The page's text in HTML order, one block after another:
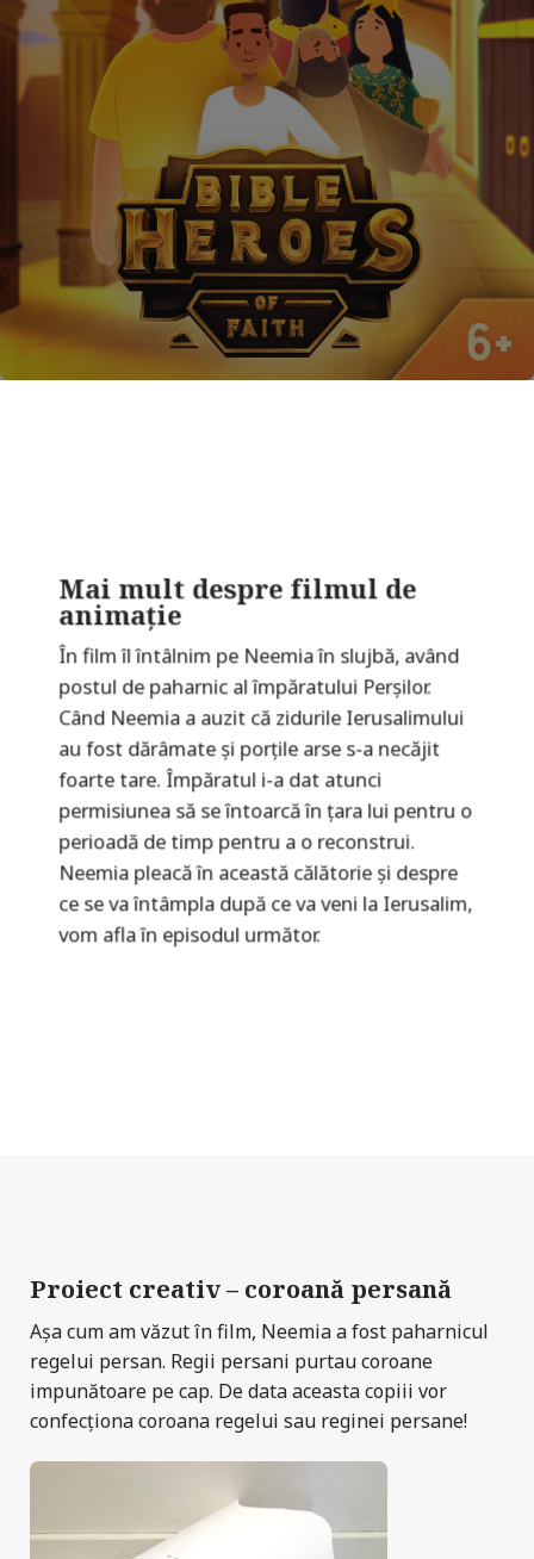
Mai mult despre filmul de
animație
În film îl întâlnim pe Neemia în slujbă, având
postul de paharnic al împăratului Perșilor.
Când Neemia a auzit că zidurile Ierusalimului
au fost dărâmate și porțile arse s-a necăjit
foarte tare. Împăratul i-a dat atunci
permisiunea să se întoarcă în țara lui pentru o
perioadă de timp pentru a o reconstrui.
Neemia pleacă în această călătorie și despre
ce se va întâmpla după ce va veni la Ierusalim,
vom afla în episodul următor.
Proiect creativ – coroană persană
Așa cum am văzut în film, Neemia a fost paharnicul
regelui persan. Regii persani purtau coroane
impunătoare pe cap. De data aceasta copiii vor
confecționa coroana regelui sau reginei persane!